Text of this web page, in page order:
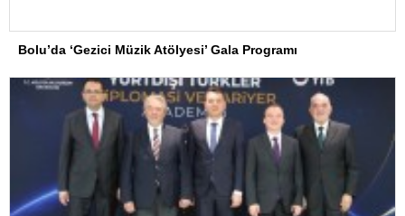
Bolu’da ‘Gezici Müzik Atölyesi’ Gala Programı